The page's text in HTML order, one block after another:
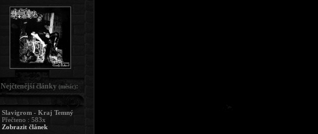
Nejčtenější články (měsíc):
Slavigrom - Kraj Temný
Přečteno : 583x
Zobrazit článek